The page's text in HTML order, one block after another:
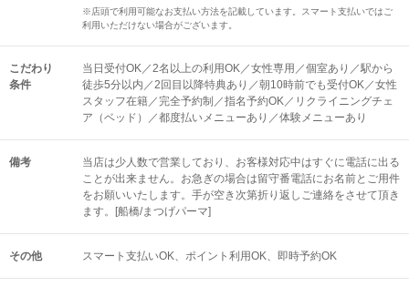
※店頭で利用可能なお支払い方法を記載しています。スマート支払いではご
利用いただけない場合がございます。
こだわり
条件
当日受付OK／2名以上の利用OK／女性専用／個室あり／駅から
徒歩5分以内／2回目以降特典あり／朝10時前でも受付OK／女性
スタッフ在籍／完全予約制／指名予約OK／リクライニングチェ
ア（ベッド）／都度払いメニューあり／体験メニューあり
備考
当店は少人数で営業しており、お客様対応中はすぐに電話に出る
ことが出来ません。お急ぎの場合は留守番電話にお名前とご用件
をお願いいたします。手が空き次第折り返しご連絡をさせて頂き
ます。[船橋/まつげパーマ]
その他 スマート支払いOK ポイント利用OK 即時予約OK